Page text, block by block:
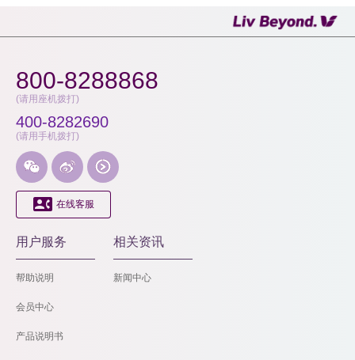
800-8288868
(请用座机拨打)
400-8282690
(请用手机拨打)
  
 在线客服
用户服务
帮助说明
会员中心
产品说明书
相关资讯
新闻中心